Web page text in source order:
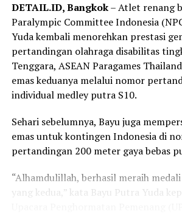
DETAIL.ID, Bangkok– Atlet renang
Paralympic Committee Indonesia
Yuda kembali menorehkan prestasi
pertandingan olahraga disabilitas
Tenggara, ASEAN Paragames
emas keduanya melalui nomor
individual medley putra S10.
Sehari sebelumnya, Bayu juga
emas untuk kontingen Indonesia di
pertandingan 200 meter gaya bebas
“Alhamdulillah, berhasil meraih
yang kedua,” kata Bayu Putra Yuda